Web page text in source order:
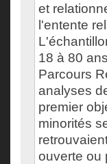
et
l'entente
18 à 80
Parcours
analyses
premier
minorités
ouverte ou